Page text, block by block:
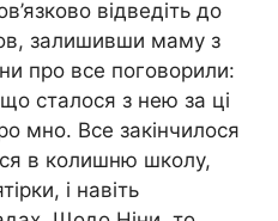
відведіть до
залишивши маму з
про все поговорили:
сталося з нею за ці
мно. Все закінчилося
в колишню школу,
і навіть